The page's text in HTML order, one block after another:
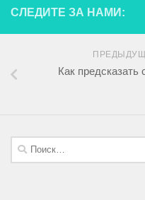
СЛЕДИТЕ ЗА НАМИ:
Как предсказать